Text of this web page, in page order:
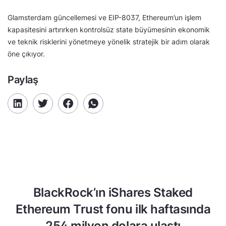
Glamsterdam güncellemesi ve EIP-8037, Ethereum’un işlem
kapasitesini artırırken kontrolsüz state büyümesinin ekonomik
ve teknik risklerini yönetmeye yönelik stratejik bir adım olarak
öne çıkıyor.
Paylaş
BlackRock’ın iShares Staked
Ethereum Trust fonu ilk haftasında